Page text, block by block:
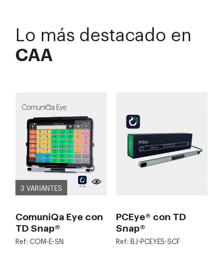
Lo más destacado en
CAA
3 VARIANTES
ComuniQa Eye con
TD Snap®
Ref: COM-E-SN
PCEye® con TD
Snap®
Ref: BJ-PCEYE5-SCF